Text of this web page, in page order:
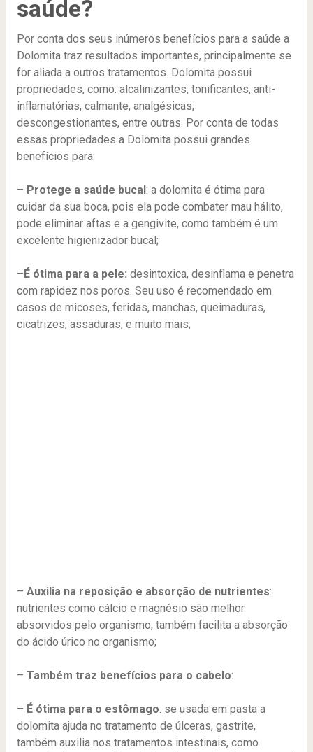
saúde?
Por conta dos seus inúmeros benefícios para a saúde a
Dolomita traz resultados importantes, principalmente se
for aliada a outros tratamentos. Dolomita possui
propriedades, como: alcalinizantes, tonificantes, anti-
inflamatórias, calmante, analgésicas,
descongestionantes, entre outras. Por conta de todas
essas propriedades a Dolomita possui grandes
benefícios para:
– Protege a saúde bucal : a dolomita é ótima para
cuidar da sua boca, pois ela pode combater mau hálito,
pode eliminar aftas e a gengivite, como também é um
excelente higienizador bucal;
– É ótima para a pele: desintoxica, desinflama e penetra
com rapidez nos poros. Seu uso é recomendado em
casos de micoses, feridas, manchas, queimaduras,
cicatrizes, assaduras, e muito mais;
– Auxilia na reposição e absorção de nutrientes:
nutrientes como cálcio e magnésio são melhor
absorvidos pelo organismo, também facilita a absorção
do ácido úrico no organismo;
– Também traz benefícios para o cabelo:
– É ótima para o estômago: se usada em pasta a
dolomita ajuda no tratamento de úlceras, gastrite,
também auxilia nos tratamentos intestinais, como